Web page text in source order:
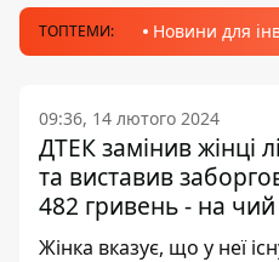
ТОПТЕМИ: Новини для
09:36, 14 лютого 2024
ДТЕК замінив жінці
та виставив
482 гривень - на чий
Жінка вказує, що у неї